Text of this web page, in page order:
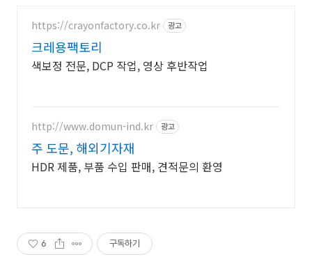
https://crayonfactory.co.kr 광고
크레용팩토리
색보정 전문, DCP 작업, 영상 후반작업
http://www.domun-ind.kr 광고
주 도문, 해외기자재
HDR 제품, 부품 수입 판매, 견적문의 환영
6 구독하기